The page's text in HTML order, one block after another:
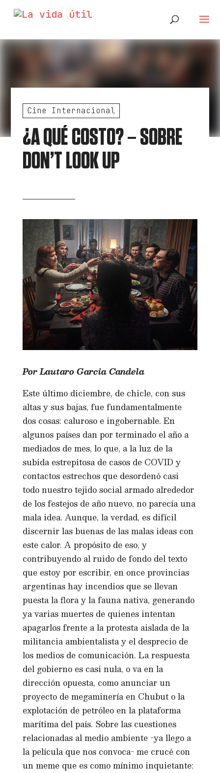
Cine Internacional
¿A QUÉ COSTO? – SOBRE
DON’T LOOK UP
Por Lautaro Garcia Candela
Este último diciembre, de chicle, con sus
altas y sus bajas, fue fundamentalmente
dos cosas: caluroso e ingobernable. En
algunos países dan por terminado el año a
mediados de mes, lo que, a la luz de la
subida estrepitosa de casos de COVID y
contactos estrechos que desordenó casi
todo nuestro tejido social armado alrededor
de los festejos de año nuevo, no parecía una
mala idea. Aunque, la verdad, es difícil
discernir las buenas de las malas ideas con
este calor. A propósito de eso, y
contribuyendo al ruido de fondo del texto
que estoy por escribir, en once provincias
argentinas hay incendios que se llevan
puesta la flora y la fauna nativa, generando
ya varias muertes de quienes intentan
apagarlos frente a la protesta aislada de la
militancia ambientalista y el desprecio de
los medios de comunicación. La respuesta
del gobierno es casi nula, o va en la
dirección opuesta, como anunciar un
proyecto de megaminería en Chubut o la
explotación de petróleo en la plataforma
marítima del país. Sobre las cuestiones
relacionadas al medio ambiente -ya llego a
la película que nos convoca- me crucé con
un meme que es como mínimo inquietante: